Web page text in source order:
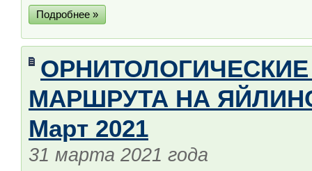
Подробнее »
МАРШРУТА НА
Март 2021
31 марта 2021 года